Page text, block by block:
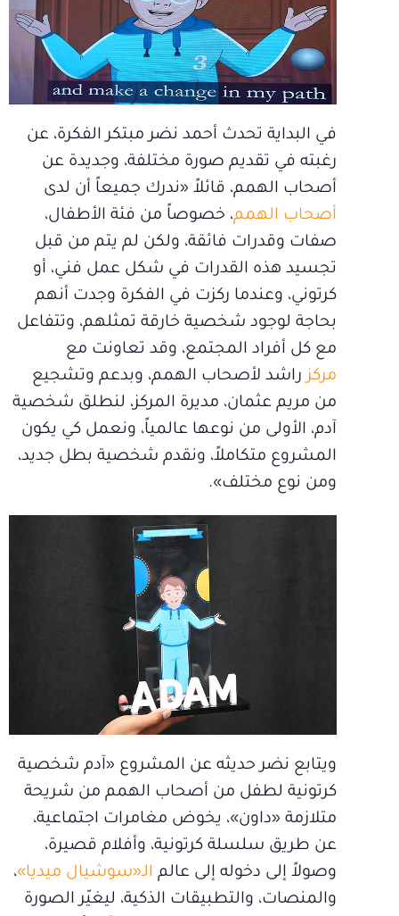
في البداية تحدث أحمد نضر مبتكر الفكرة، عن
رغبته في تقديم صورة مختلفة، وجديدة عن
أصحاب الهمم، قائلاً «ندرك جميعاً أن لدى
أصحاب الهمم، خصوصاً من فئة الأطفال،
صفات وقدرات فائقة، ولكن لم يتم من قبل
تجسيد هذه القدرات في شكل عمل فني، أو
كرتوني، وعندما ركزت في الفكرة وجدت أنهم
بحاجة لوجود شخصية خارقة تمثلهم، وتتفاعل
مع كل أفراد المجتمع، وقد تعاونت مع
مركزراشد لأصحاب الهمم، وبدعم وتشجيع
من مريم عثمان، مديرة المركز، لنطلق شخصية
آدم، الأولى من نوعها عالمياً، ونعمل كي يكون
المشروع متكاملاً، ونقدم شخصية بطل جديد،
ومن نوع مختلف».
ويتابع نضر حديثه عن المشروع «آدم شخصية
كرتونية لطفل من أصحاب الهمم من شريحة
متلازمة «داون»، يخوض مغامرات اجتماعية،
عن طريق سلسلة كرتونية، وأفلام قصيرة،
وصولاً إلى دخوله إلى عالم الـ«سوشيال ميديا»،
والمنصات، والتطبيقات الذكية، ليغيّر الصورة